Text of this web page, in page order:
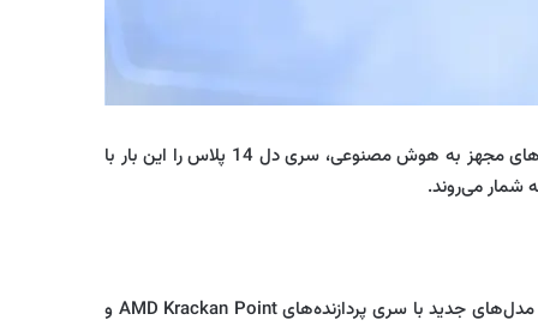
سری لپ‌ تاپ های Dell 14 یک خانواده از نوت‌بوک‌های جمع‌وجور با طراحی مینیمال است. شرکت دل به‌منظور گسترش خانواده‌ی لپ‌تاپ‌های مجهز به هوش مصنوعی، سری دل 14 پلاس را این‌ بار با
پیش‌تر دل در ماه مارس از مدل‌های جدید دل 14 پلاس و دل 14 پلاس 2 در 1 با پردازنده Intel Lunar Lake رونمایی کرده بود. اما اکنون، مدل‌های جدید با سری پردازنده‌های AMD Krackan Point و